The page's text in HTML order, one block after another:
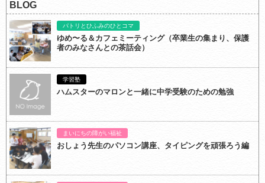
BLOG
パトリとひふみのひとコマ
ゆめ〜る＆カフェミーティング（卒業生の集まり、保護
者のみなさんとの茶話会）
学習塾
ハムスターのマロンと一緒に中学受験のための勉強
まいにちの障がい福祉
おしょう先生のパソコン講座、タイピングを頑張ろう編